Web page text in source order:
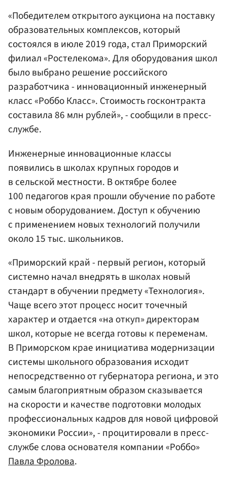
«Победителем открытого аукциона на поставку
образовательных комплексов, который
состоялся в июле 2019 года, стал Приморский
филиал «Ростелекома». Для оборудования школ
было выбрано решение российского
разработчика - инновационный инженерный
класс «Роббо Класс». Стоимость госконтракта
составила 86 млн рублей», - сообщили в пресс-
службе.
Инженерные инновационные классы
появились в школах крупных городов и
в сельской местности. В октябре более
100 педагогов края прошли обучение по работе
с новым оборудованием. Доступ к обучению
с применением новых технологий получили
около 15 тыс. школьников.
«Приморский край - первый регион, который
системно начал внедрять в школах новый
стандарт в обучении предмету «Технология».
Чаще всего этот процесс носит точечный
характер и отдается «на откуп» директорам
школ, которые не всегда готовы к переменам.
В Приморском крае инициатива модернизации
системы школьного образования исходит
непосредственно от губернатора региона, и это
самым благоприятным образом сказывается
на скорости и качестве подготовки молодых
профессиональных кадров для новой цифровой
экономики России», - процитировали в пресс-
службе слова основателя компании «Роббо»
Павла Фролова.